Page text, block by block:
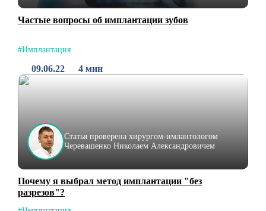
Частые вопросы об имплантации зубов
#Имплантация
09.06.22 4 мин
Статья проверена хирургом-имлантологом
Черевашенко Николаем Александровичем
Почему я выбрал метод имплантации "без
разрезов"?